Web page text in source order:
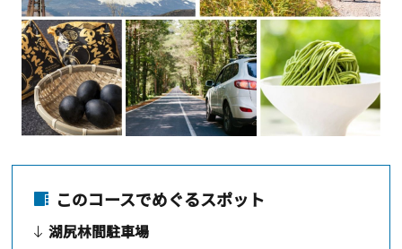
このコースでめぐるスポット
湖尻林間駐車場